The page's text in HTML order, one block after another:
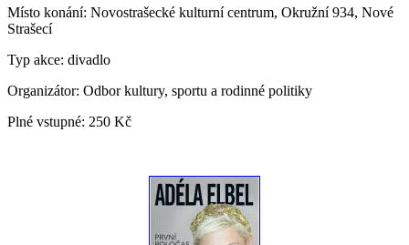
Místo konání: Novostrašecké kulturní centrum, Okružní 934, Nové
Strašecí
Typ akce: divadlo
Organizátor: Odbor kultury, sportu a rodinné politiky
Plné vstupné: 250 Kč